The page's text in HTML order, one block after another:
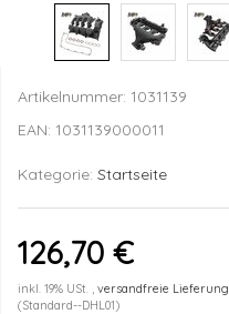
Artikelnummer: 1031139
EAN: 1031139000011
Kategorie: Startseite
126,70 €
inkl. 19% USt. , versandfreie Lieferung
(Standard--DHL01)